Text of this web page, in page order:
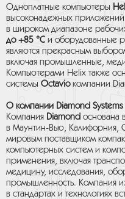
Одноплатные компьютеры
высоконадежных
в широком диапазоне
до +85 °C и оборудованные
являются прекрасным
включая промышленные,
Компьютерами Helix также
системы Octavioкомпании
О компании Diamond Systems
Компания Diamond основана
в Маунтин-Вью, Калифорния,
мировым поставщиком
компьютерных систем и
применения, включая
медицину, исследования,
промышленность. Компания
в стандартах и технологиях